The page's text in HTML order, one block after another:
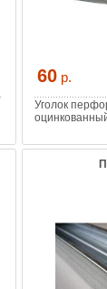
60 р.
Уголок